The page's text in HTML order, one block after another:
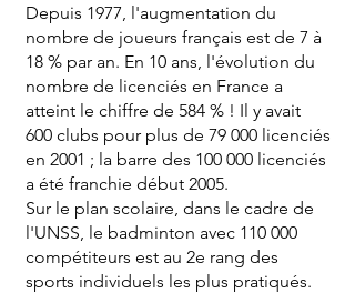
Depuis 1977, l'augmentation du
nombre de joueurs français est de 7 à
18 % par an. En 10 ans, l'évolution du
nombre de licenciés en France a
atteint le chiffre de 584 % ! Il y avait
600 clubs pour plus de 79 000 licenciés
en 2001 ; la barre des 100 000 licenciés
a été franchie début 2005.
Sur le plan scolaire, dans le cadre de
l'UNSS, le badminton avec 110 000
compétiteurs est au 2e rang des
sports individuels les plus pratiqués.